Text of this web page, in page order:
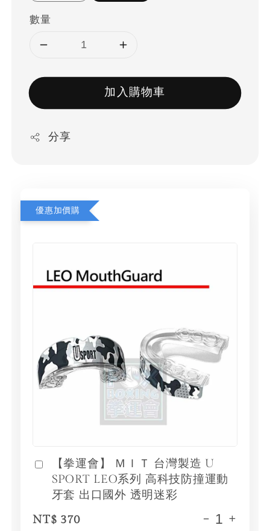
數量
加入購物車
分享
優惠加價購
【拳運會】 ＭＩＴ 台灣製造 U
SPORT LEO系列 高科技防撞運動
牙套 出口國外 透明迷彩
NT$ 370
- +